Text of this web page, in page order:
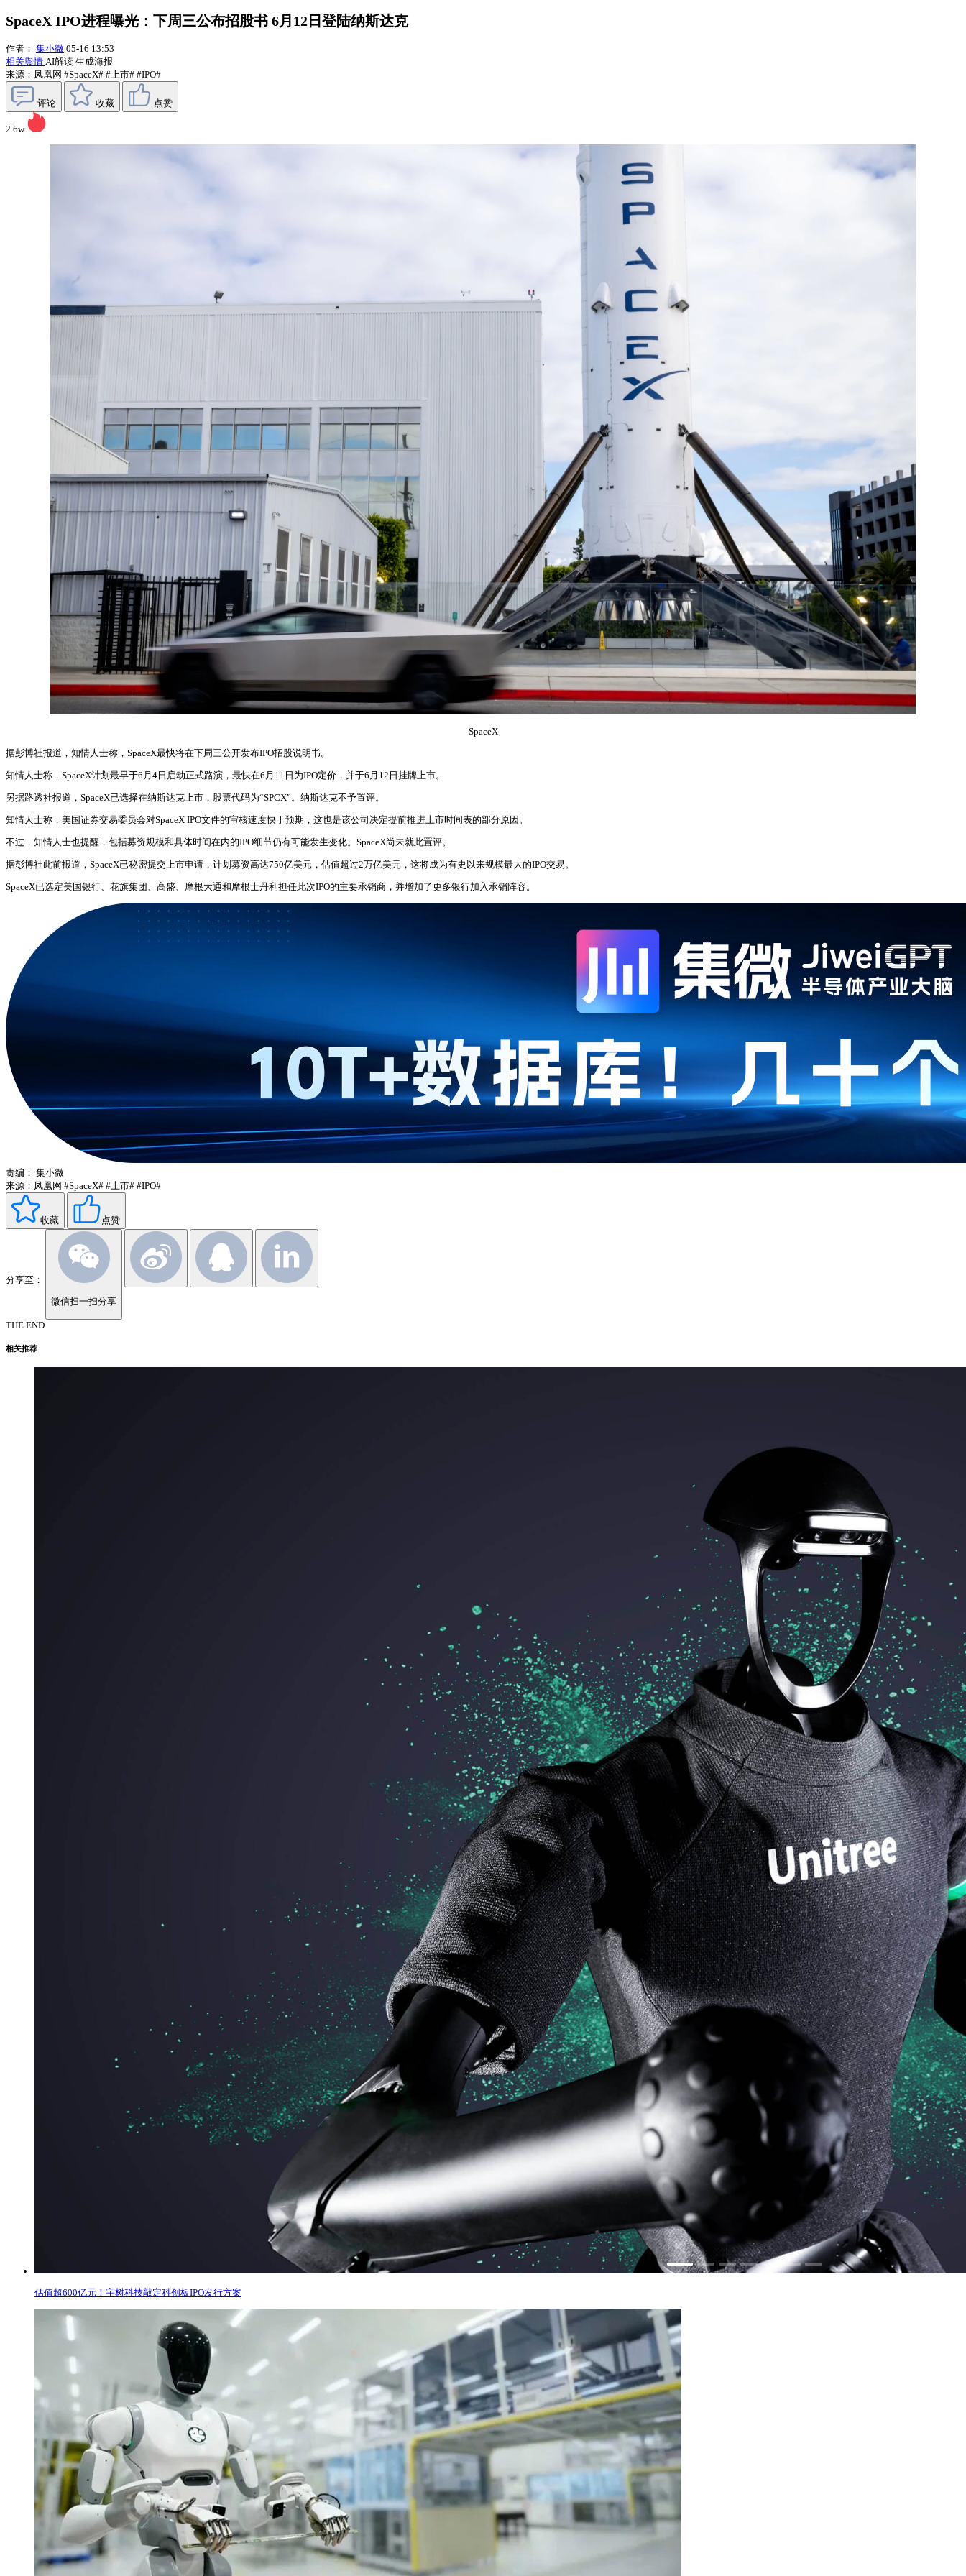
SpaceX IPO进程曝光：下周三公布招股书 6月12日登陆纳斯达克
作者： 集小微 05-16 13:53
相关舆情 AI解读 生成海报
来源：凤凰网 #SpaceX# #上市# #IPO#
评论 收藏 点赞
2.6w
SpaceX
据彭博社报道，知情人士称，SpaceX最快将在下周三公开发布IPO招股说明书。
知情人士称，SpaceX计划最早于6月4日启动正式路演，最快在6月11日为IPO定价，并于6月12日挂牌上市。
另据路透社报道，SpaceX已选择在纳斯达克上市，股票代码为“SPCX”。纳斯达克不予置评。
知情人士称，美国证券交易委员会对SpaceX IPO文件的审核速度快于预期，这也是该公司决定提前推进上市时间表的部分原因。
不过，知情人士也提醒，包括募资规模和具体时间在内的IPO细节仍有可能发生变化。SpaceX尚未就此置评。
据彭博社此前报道，SpaceX已秘密提交上市申请，计划募资高达750亿美元，估值超过2万亿美元，这将成为有史以来规模最大的IPO交易。
SpaceX已选定美国银行、花旗集团、高盛、摩根大通和摩根士丹利担任此次IPO的主要承销商，并增加了更多银行加入承销阵容。
责编： 集小微
来源：凤凰网 #SpaceX# #上市# #IPO#
收藏 点赞
分享至：
微信扫一扫分享
THE END
相关推荐
估值超600亿元！宇树科技敲定科创板IPO发行方案